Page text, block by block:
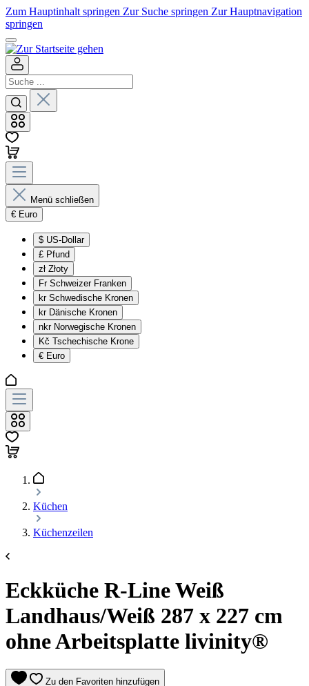
Zum Hauptinhalt springen Zur Suche springen Zur Hauptnavigation
springen
Menü schließen
€ Euro
$ US-Dollar
£ Pfund
zł Złoty
Fr Schweizer Franken
kr Schwedische Kronen
kr Dänische Kronen
nkr Norwegische Kronen
Kč Tschechische Krone
€ Euro
Küchen
Küchenzeilen
Eckküche R-Line Weiß
Landhaus/Weiß 287 x 227 cm
ohne Arbeitsplatte livinity®
Zu den Favoriten hinzufügen